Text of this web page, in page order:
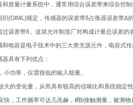
和质量计量系统中，通常用综合误差带来综合控
织(OIML)规定，传感器的误差带δ占衡器误差带Δ
过误差带δ。这就允许制造厂对构成计量总误差
和电容是电子技术中的三大类无源元件，电容式
器具有下列优点：
小功率，仅需很低的输入能量。
大的变化量，从而具有较高的信噪比和系统稳定性
快，工作频率可达几兆赫，稠b接触测量，被测物